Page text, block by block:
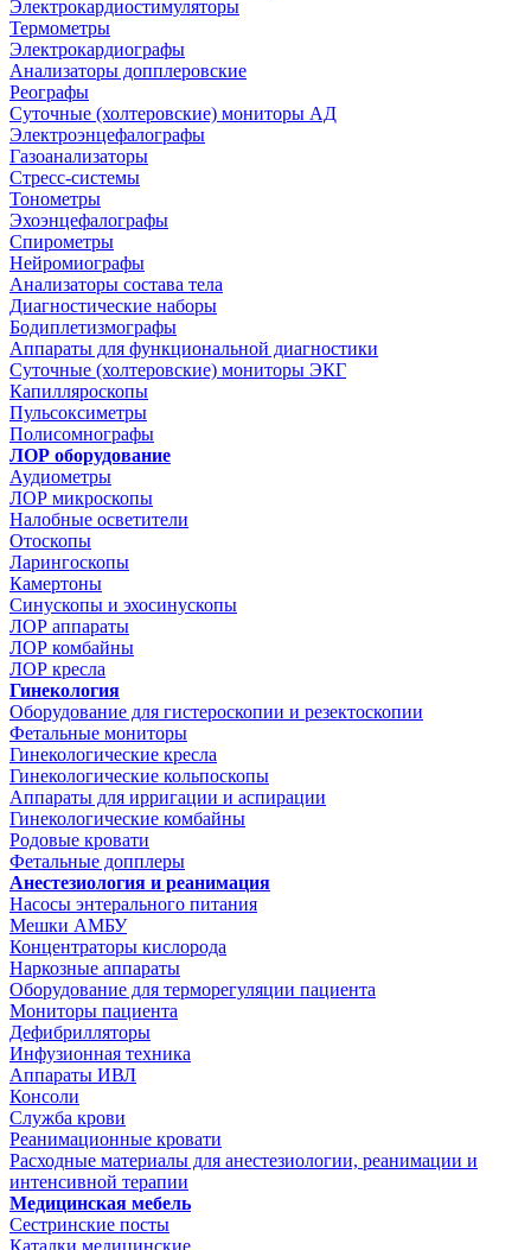
Электрокардиостимуляторы
Термометры
Электрокардиографы
Анализаторы допплеровские
Реографы
Суточные (холтеровские) мониторы АД
Электроэнцефалографы
Газоанализаторы
Стресс-системы
Тонометры
Эхоэнцефалографы
Спирометры
Нейромиографы
Анализаторы состава тела
Диагностические наборы
Бодиплетизмографы
Аппараты для функциональной диагностики
Суточные (холтеровские) мониторы ЭКГ
Капилляроскопы
Пульсоксиметры
Полисомнографы
ЛОР оборудование
Аудиометры
ЛОР микроскопы
Налобные осветители
Отоскопы
Ларингоскопы
Камертоны
Синускопы и эхосинускопы
ЛОР аппараты
ЛОР комбайны
ЛОР кресла
Гинекология
Оборудование для гистероскопии и резектоскопии
Фетальные мониторы
Гинекологические кресла
Гинекологические кольпоскопы
Аппараты для ирригации и аспирации
Гинекологические комбайны
Родовые кровати
Фетальные допплеры
Анестезиология и реанимация
Насосы энтерального питания
Мешки АМБУ
Концентраторы кислорода
Наркозные аппараты
Оборудование для терморегуляции пациента
Мониторы пациента
Дефибрилляторы
Инфузионная техника
Аппараты ИВЛ
Консоли
Служба крови
Реанимационные кровати
Расходные материалы для анестезиологии, реанимации и
интенсивной терапии
Медицинская мебель
Сестринские посты
Каталки медицинские